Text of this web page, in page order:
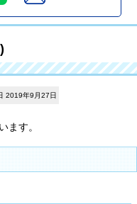
2019年9月27日
ます。